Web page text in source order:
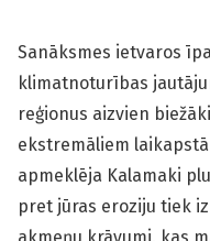
Sanāksmes ietvaros
klimatnoturības
reģionus aizvien
ekstremāliem
apmeklēja Kalamaki
pret jūras eroziju tiek